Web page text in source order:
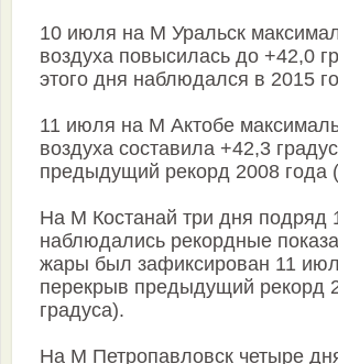
10 июля на М Уральск
воздуха повысилась до +42,0
этого дня наблюдался в 2015
11 июля на М Актобе
воздуха составила +42,3
предыдущий рекорд 2008 года
На М Костанай три дня подряд
наблюдались рекордные
жары был зафиксирован 11
перекрыв предыдущий рекорд
градуса).
На М Петропавловск четыре